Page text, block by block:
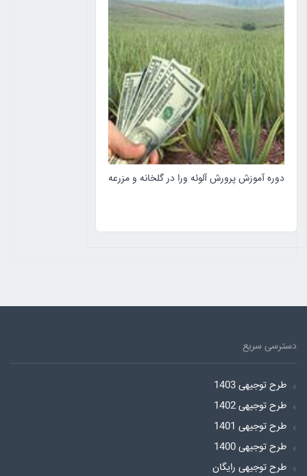
دوره آموزش پرورش آلوئه ورا در گلخانه و مزرعه
دسترسی سریع
طرح توجیهی 1403
طرح توجیهی 1402
طرح توجیهی 1401
طرح توجیهی 1400
طرح توجیهی رایگان